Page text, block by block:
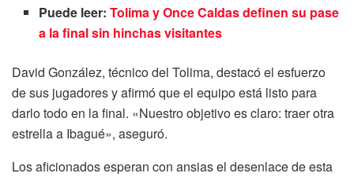
Puede leer:Tolima y Once Caldas definen su pase
a la final sin hinchas visitantes
David González, técnico del Tolima, destacó el esfuerzo
de sus jugadores y afirmó que el equipo está listo para
darlo todo en la final. «Nuestro objetivo es claro: traer otra
estrella a Ibagué», aseguró.
Los aficionados esperan con ansias el desenlace de esta